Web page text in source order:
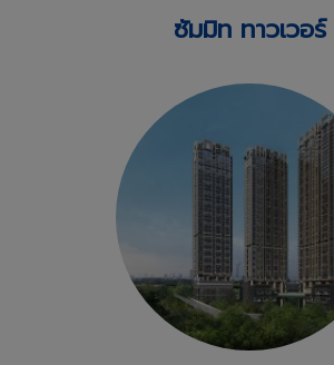
ซัมมิท ทาวเวอร์